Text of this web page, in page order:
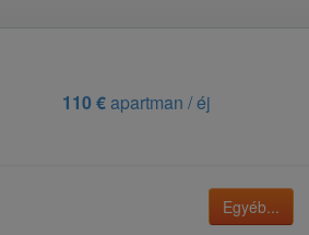
110 €apartman / éj
Egyéb...